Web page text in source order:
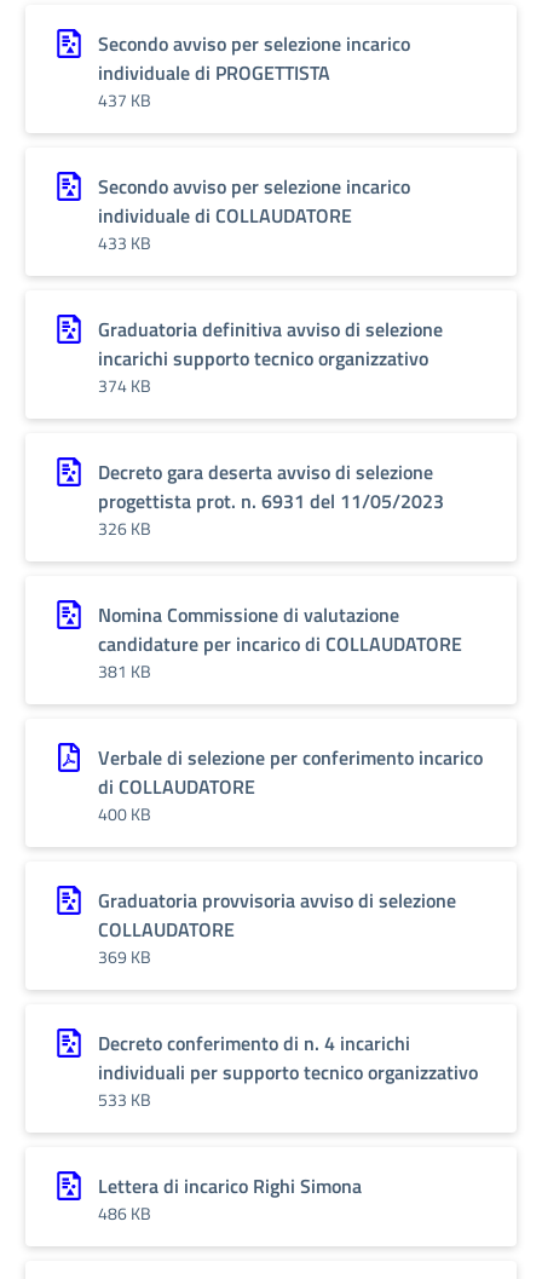
Secondo avviso per selezione incarico
individuale di PROGETTISTA
437 KB
Secondo avviso per selezione incarico
individuale di COLLAUDATORE
433 KB
Graduatoria definitiva avviso di selezione
incarichi supporto tecnico organizzativo
374 KB
Decreto gara deserta avviso di selezione
progettista prot. n. 6931 del 11/05/2023
326 KB
Nomina Commissione di valutazione
candidature per incarico di COLLAUDATORE
381 KB
Verbale di selezione per conferimento incarico
di COLLAUDATORE
400 KB
Graduatoria provvisoria avviso di selezione
COLLAUDATORE
369 KB
Decreto conferimento di n. 4 incarichi
individuali per supporto tecnico organizzativo
533 KB
Lettera di incarico Righi Simona
486 KB